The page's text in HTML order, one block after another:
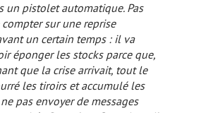
un pistolet automatique. Pas
sur une reprise
un certain temps : il va
éponger les stocks parce que,
que la crise arrivait, tout le
les tiroirs et accumulé les
pas envoyer de messages